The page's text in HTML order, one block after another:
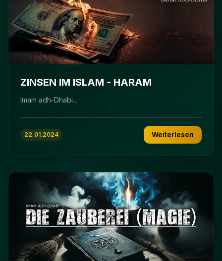
ZINSEN IM ISLAM - HARAM
Imam adh-Dhabi...
22.01.2024 Weiterlesen